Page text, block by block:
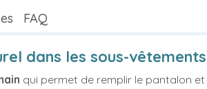
FAQ
dans les sous-vêtements
qui permet de remplir le pantalon et